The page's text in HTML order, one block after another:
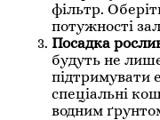
фільтр.
потужності
Посадка
будуть не
підтримувати
спеціальні
водним